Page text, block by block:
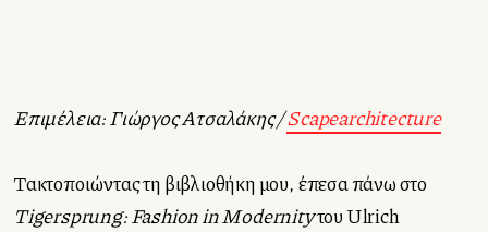
Επιμέλεια: Γιώργος Ατσαλάκης /Scapearchitecture
Τακτοποιώντας τη βιβλιοθήκη μου, έπεσα πάνω στο
Tigersprung: Fashion in Modernityτου Ulrich